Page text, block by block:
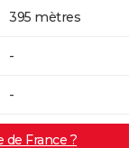
395 mètres
-
-
de France ?